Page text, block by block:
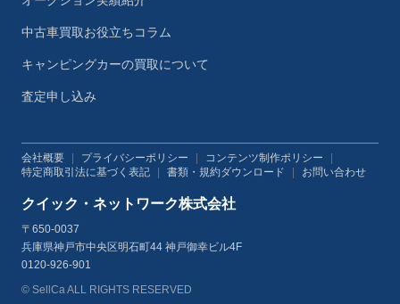
中古車買取お役立ちコラム
キャンピングカーの買取について
査定申し込み
会社概要 プライバシーポリシー コンテンツ制作ポリシー
特定商取引法に基づく表記
書類・規約ダウンロード お問い合わせ
クイック・ネットワーク株式会社
〒650-0037
兵庫県神戸市中央区明石町44 神戸御幸ビル4F
0120-926-901
© SellCa ALL RIGHTS RESERVED